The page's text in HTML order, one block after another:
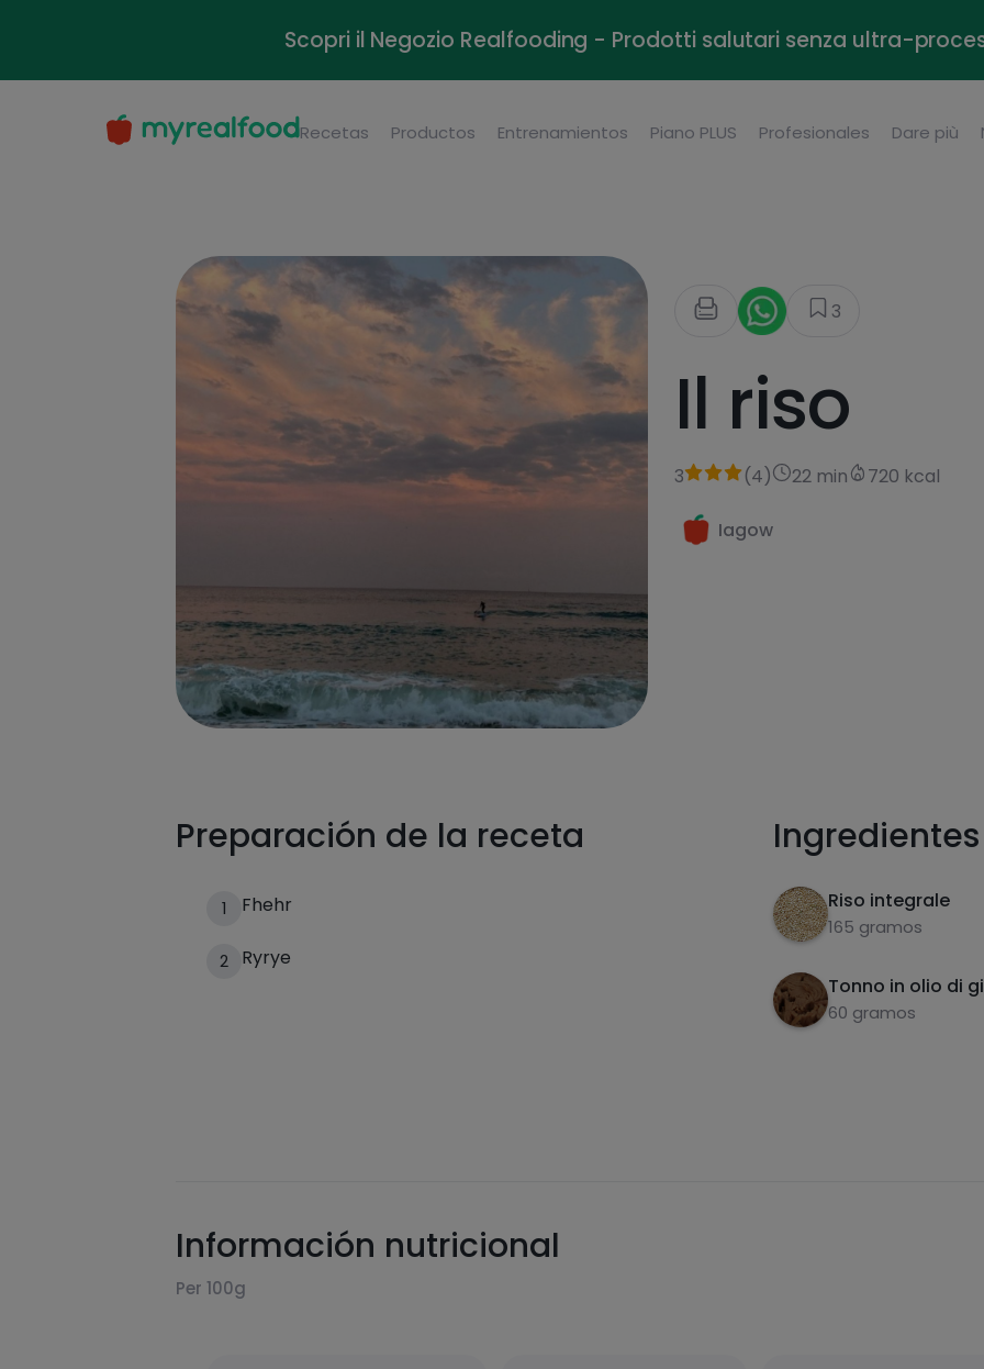
Scopri il Negozio Realfooding - Prodotti salutari senza ultra-
Recetas Productos Entrenamientos Piano PLUS Profesionales Dare più
3
Il riso
3 (4) 22 min 720 kcal
Iagow
Preparación de la receta
1 Fhehr
2 Ryrye
Ingredientes
Riso integrale
165 gramos
Tonno in olio di
60 gramos
Información nutricional
Per 100g